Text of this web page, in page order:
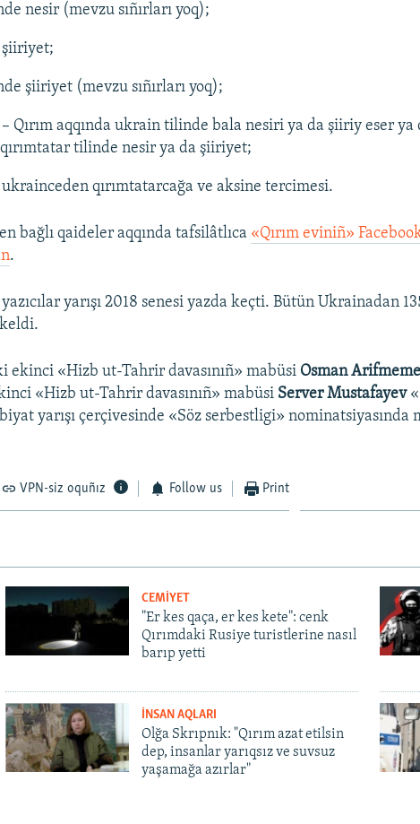
nesir (mevzu sıñırları yoq);
şiiriyet;
şiiriyet (mevzu sıñırları yoq);
Qırım aqqında ukrain tilinde bala nesiri ya da şiiriy eser ya
tilinde nesir ya da şiiriyet;
qırımtatarcağa ve aksine tercimesi.
bağlı qaideler aqqında tafsilâtlıca «Qırım eviniñ»
.
yarışı 2018 senesi yazda keçti. Bütün Ukrainadan
ekinci «Hizb ut-Tahrir davasınıñ» mabüsi Osman
«Hizb ut-Tahrir davasınıñ» mabüsi Server Mustafayev
yarışı çerçivesinde «Söz serbestligi» nominatsiyasında
VPN-siz oquñız Follow us Print
CEMİYET
"Er kes qaça, er kes kete": cenk
Qırımdaki Rusiye turistlerine nasıl
barıp yetti
İNSAN AQLARI
Olğa Skrıpnık: "Qırım azat etilsin
dep, insanlar yarıqsız ve suvsuz
yaşamağa azırlar"